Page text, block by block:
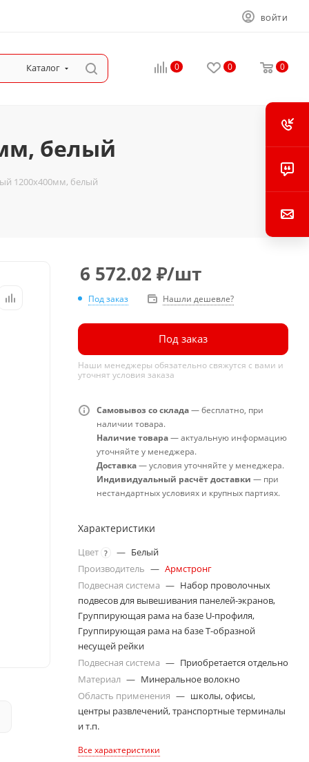
ВОЙТИ
Каталог 0 0 0
белый
1200x400мм, белый
6 572.02 ₽/шт
Под заказ Нашли дешевле?
Под заказ
Наши менеджеры обязательно свяжутся с вами и
уточнят условия заказа
Самовывоз со склада— бесплатно, при
наличии товара.
Наличие товара— актуальную информацию
уточняйте у менеджера.
Доставка— условия уточняйте у менеджера.
Индивидуальный расчёт доставки — при
нестандартных условиях и крупных партиях.
Характеристики
Цвет ? — Белый
Производитель — Армстронг
Подвесная система — Набор проволочных
подвесов для вывешивания панелей-экранов,
Группирующая рама на базе U-профиля,
Группирующая рама на базе Т-образной
несущей рейки
Подвесная система — Приобретается отдельно
Материал — Минеральное волокно
Область применения — школы, офисы,
центры развлечений, транспортные терминалы
и т.п.
Все характеристики